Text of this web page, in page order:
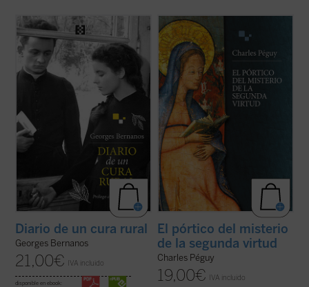
En esta novela clásica, Bernanos narra
conmovedoramente la vida de un joven
cura rural francés que llega a comprender
a su parroquia provinciana al tiempo que
aprende humildad espiritual. Su fe, sincera
y profunda, su entusiasmo, quedan al ...
Diario de un cura rural
Georges Bernanos
21,00€ IVA incluido
disponible en ebook:
El pórtico del misterio de la segunda virtud
es una de las obras poéticas más intensas
de Charles Péguy, dedicada al misterio de
la virtud teologal de la esperanza.
Compuesto en uno de los momentos más
oscuros de la vida del autor, es ...(ver ficha)
El pórtico del misterio
de la segunda virtud
Charles Péguy
19,00€ IVA incluido